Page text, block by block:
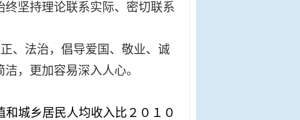
坚持理论联系实际、密切联系
、法治，倡导爱国、敬业、诚
，更加容易深入人心。
和城乡居民人均收入比２０１０